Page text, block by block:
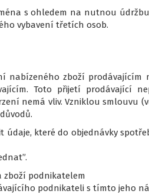
s ohledem na nutnou
vybavení třetích osob.
nabízeného zboží prodávajícím
Toto přijetí prodávající
nemá vliv. Vzniklou smlouvu
které do objednávky
zboží podnikatelem
podnikateli s tímto jeho